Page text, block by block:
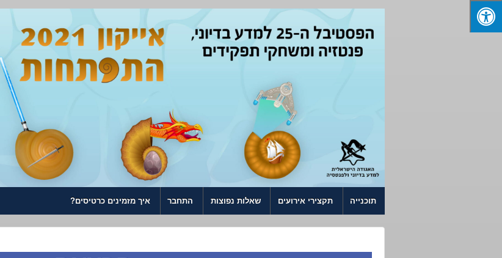
תוכנייה תקצירי אירועים שאלות נפוצות התחבר איך מזמינים כרטיסים?